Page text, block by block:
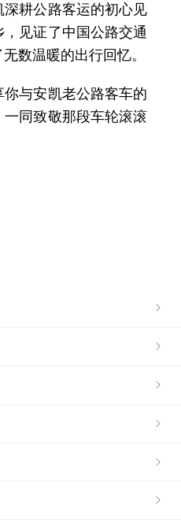
耕公路客运的初心见
见证了中国公路交通
数温暖的出行回忆。
与安凯老公路客车的
同致敬那段车轮滚滚